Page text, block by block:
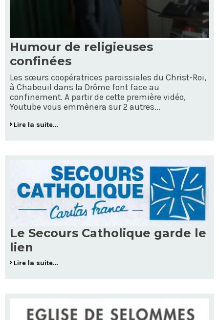
Humour de religieuses
confinées
Les sœurs coopératrices paroissiales du Christ-Roi,
à Chabeuil dans la Drôme font face au
confinement. A partir de cette première vidéo,
Youtube vous emmènera sur 2 autres...
Lire la suite…
Le Secours Catholique garde le
lien
Lire la suite…